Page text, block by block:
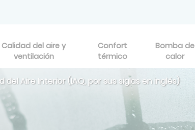
Calidad del aire y
ventilación
Confort
térmico
Bomba de
calor
Aire Interior (IAQ, por sus siglas en inglés)